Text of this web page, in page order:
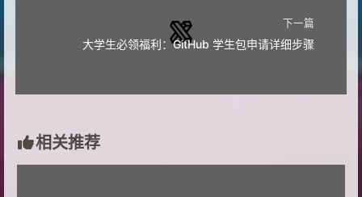
下一篇
大学生必领福利：GitHub 学生包申请详细步骤
相关推荐